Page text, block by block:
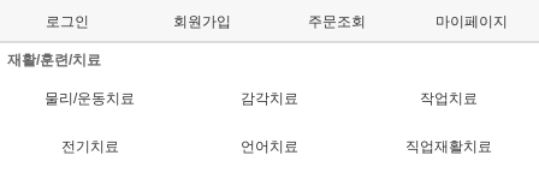
로그인 회원가입 주문조회 마이페이지
재활/훈련/치료
물리/운동치료 감각치료 작업치료
전기치료 언어치료 직업재활치료